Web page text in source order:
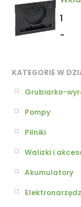
KATEGORIE W
Grubiarko-
Pompy
Pilniki
Walizki i
Akumulatory
1
-